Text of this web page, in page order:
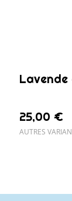
25,00 €
AUTRES